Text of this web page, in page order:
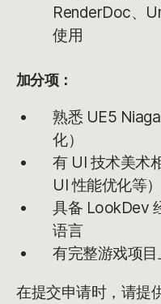
RenderDoc、
使用
加分项：
熟悉 UE5
化）
有 UI 技术美术
UI 性能优化等）
具备 LookDev
语言
有完整游戏项
在提交申请时，请提